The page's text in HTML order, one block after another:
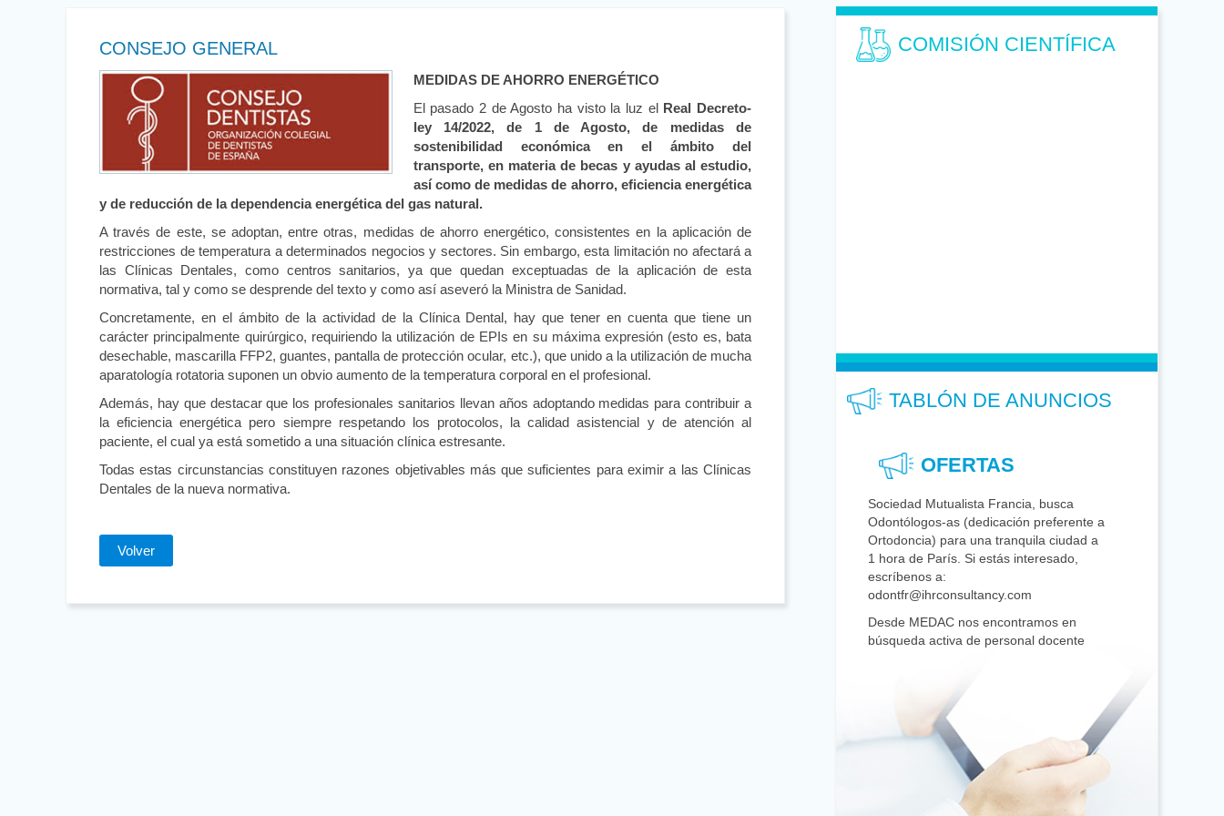
CONSEJO GENERAL
MEDIDAS DE AHORRO ENERGÉTICO
El pasado 2 de Agosto ha visto la luz el Real Decreto-
ley 14/2022, de 1 de Agosto, de medidas de
sostenibilidad económica en el ámbito del
transporte, en materia de becas y ayudas al estudio,
así como de medidas de ahorro, eficiencia energética
y de reducción de la dependencia energética del gas natural.
A través de este, se adoptan, entre otras, medidas de ahorro energético, consistentes en la aplicación de
restricciones de temperatura a determinados negocios y sectores. Sin embargo, esta limitación no afectará a
las Clínicas Dentales, como centros sanitarios, ya que quedan exceptuadas de la aplicación de esta
normativa, tal y como se desprende del texto y como así aseveró la Ministra de Sanidad.
Concretamente, en el ámbito de la actividad de la Clínica Dental, hay que tener en cuenta que tiene un
carácter principalmente quirúrgico, requiriendo la utilización de EPIs en su máxima expresión (esto es, bata
desechable, mascarilla FFP2, guantes, pantalla de protección ocular, etc.), que unido a la utilización de mucha
aparatología rotatoria suponen un obvio aumento de la temperatura corporal en el profesional.
Además, hay que destacar que los profesionales sanitarios llevan años adoptando medidas para contribuir a
la eficiencia energética pero siempre respetando los protocolos, la calidad asistencial y de atención al
paciente, el cual ya está sometido a una situación clínica estresante.
Todas estas circunstancias constituyen razones objetivables más que suficientes para eximir a las Clínicas
Dentales de la nueva normativa.
Volver
COMISIÓN CIENTÍFICA
TABLÓN DE ANUNCIOS
OFERTAS
Sociedad Mutualista Francia, busca
Odontólogos-as (dedicación preferente a
Ortodoncia) para una tranquila ciudad a
1 hora de París. Si estás interesado,
escríbenos a:
odontfr@ihrconsultancy.com
Desde MEDAC nos encontramos en
búsqueda activa de personal docente
escolar 2022/2023, para los centros
situados en Zaragoza. Interesados:
contratacion@medac.es / 672132369.
Se busca compañero con experiencia en
Conservadora y Endodoncia para